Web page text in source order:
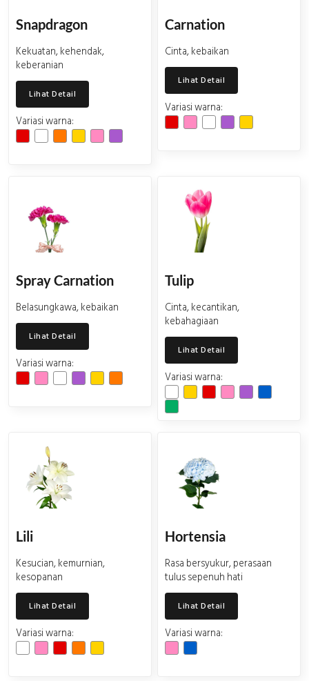
Snapdragon
Kekuatan, kehendak,
keberanian
Lihat Detail
Variasi warna:
Carnation
Cinta, kebaikan
Lihat Detail
Variasi warna:
Spray Carnation
Belasungkawa, kebaikan
Lihat Detail
Variasi warna:
Tulip
Cinta, kecantikan,
kebahagiaan
Lihat Detail
Variasi warna:
Lili
Kesucian, kemurnian,
kesopanan
Lihat Detail
Variasi warna:
Hortensia
Rasa bersyukur, perasaan
tulus sepenuh hati
Lihat Detail
Variasi warna: